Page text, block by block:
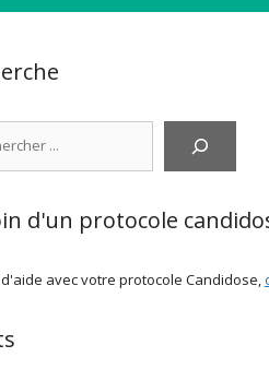
d'un protocole
avec votre protocole Candidose,